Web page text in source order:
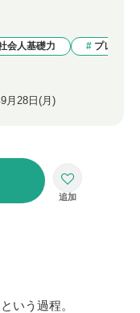
会人基礎力 プレゼン
月28日(月)
いう過程。